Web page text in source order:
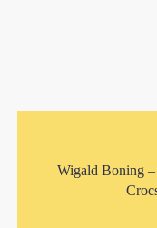
Wigald Boning